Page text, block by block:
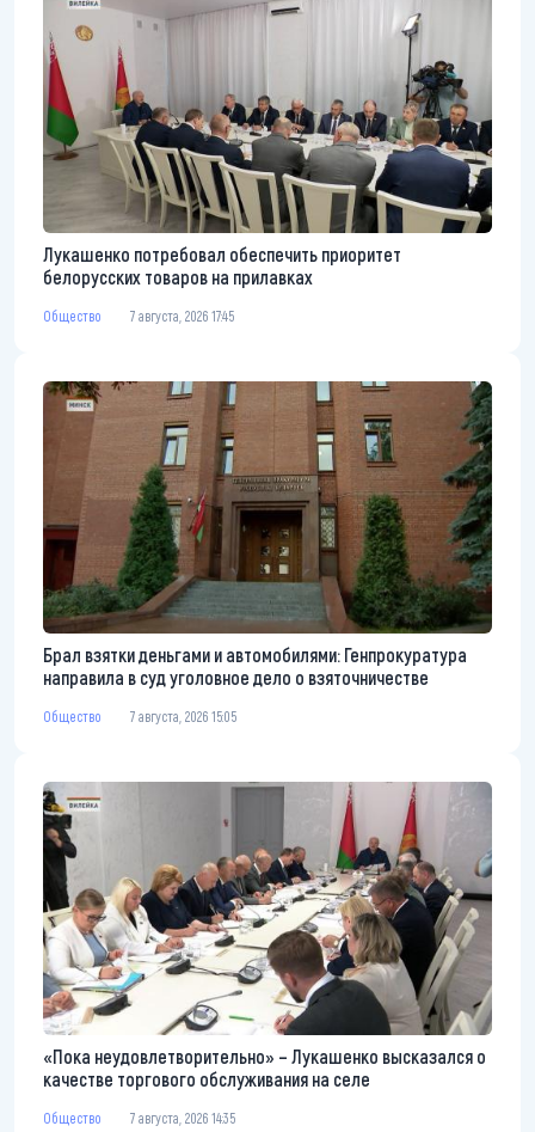
Лукашенко потребовал обеспечить приоритет
белорусских товаров на прилавках
Общество 7 августа, 2026 17:45
Брал взятки деньгами и автомобилями: Генпрокуратура
направила в суд уголовное дело о взяточничестве
Общество 7 августа, 2026 15:05
«Пока неудовлетворительно» – Лукашенко высказался о
качестве торгового обслуживания на селе
Общество 7 августа, 2026 14:35